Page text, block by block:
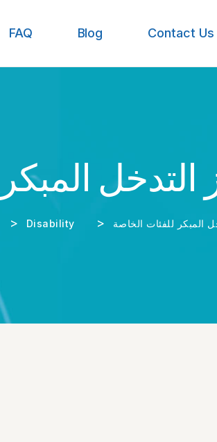
FAQ Blog Contact Us
> Disability > المبكر للفئات الخاصة